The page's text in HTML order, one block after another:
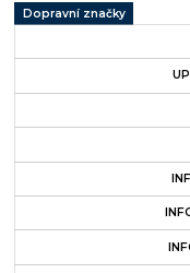
Dopravní značky